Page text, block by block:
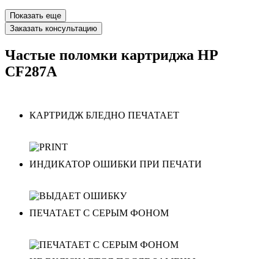
Показать еще
Заказать консультацию
Частые поломки картриджа HP
CF287A
КАРТРИДЖ БЛЕДНО ПЕЧАТАЕТ
ИНДИКАТОР ОШИБКИ ПРИ ПЕЧАТИ
ПЕЧАТАЕТ С СЕРЫМ ФОНОМ